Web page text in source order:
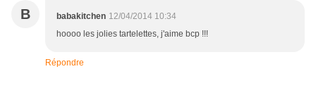
B babakitchen 12/04/2014 10:34
hoooo les jolies tartelettes, j'aime bcp !!!
Répondre